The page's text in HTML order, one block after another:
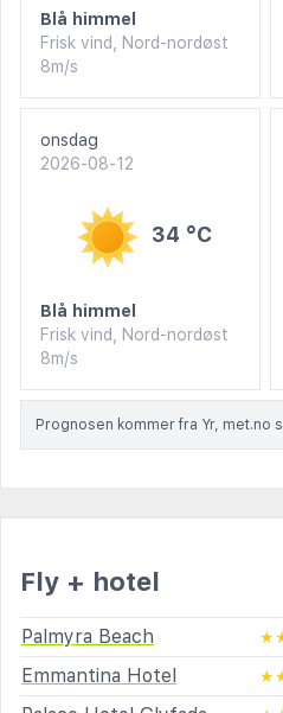
Blå himmel
Frisk vind, Nord-nordøst
8m/s
onsdag
2026-08-12
34 °C
Blå himmel
Frisk vind, Nord-nordøst
8m/s
Prognosen kommer fra Yr, met.no
Fly + hotel
Palmyra Beach
Emmantina Hotel